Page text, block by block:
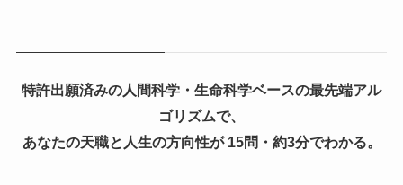
特許出願済みの人間科学・生命科学ベースの最先端アル
ゴリズムで、
あなたの天職と人生の方向性が 15問・約3分でわかる。